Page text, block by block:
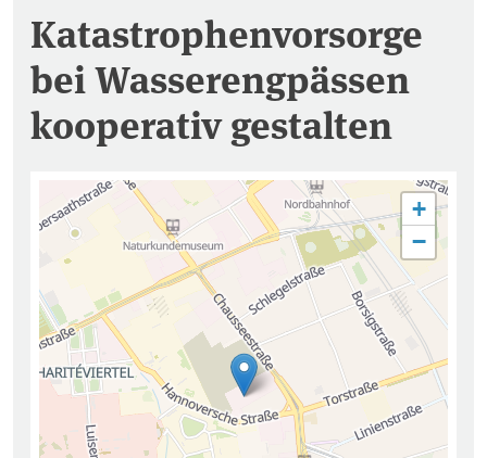
Katastrophenvorsorge
bei Wasserengpässen
kooperativ gestalten
+
−